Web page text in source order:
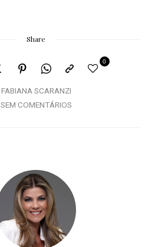
Share
FABIANA SCARANZI
0
SEM COMENTÁRIOS